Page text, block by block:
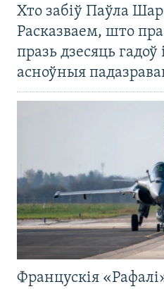
Хто забіў Паўла
Расказваем, што
празь дзесяць гадоў
асноўныя
Францускія